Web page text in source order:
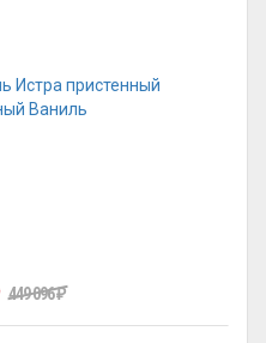
449 096₽